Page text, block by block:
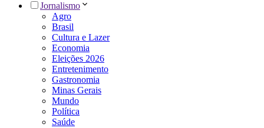
Jornalismo
Agro
Brasil
Cultura e Lazer
Economia
Eleições 2026
Entretenimento
Gastronomia
Minas Gerais
Mundo
Política
Saúde